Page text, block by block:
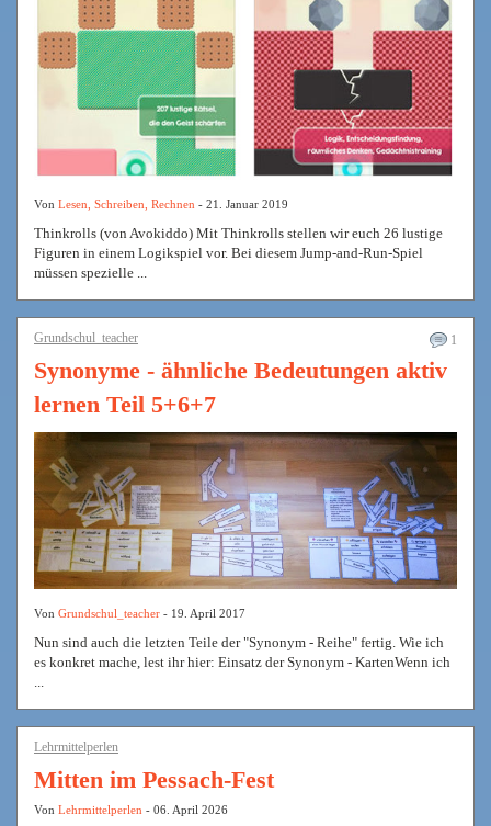
Von Lesen, Schreiben, Rechnen - 21. Januar 2019
Thinkrolls (von Avokiddo) Mit Thinkrolls stellen wir euch 26 lustige
Figuren in einem Logikspiel vor. Bei diesem Jump-and-Run-Spiel
müssen spezielle ...
1
Grundschul_teacher
Synonyme - ähnliche Bedeutungen aktiv
lernen Teil 5+6+7
Von Grundschul_teacher - 19. April 2017
Nun sind auch die letzten Teile der "Synonym - Reihe" fertig. Wie ich
es konkret mache, lest ihr hier: Einsatz der Synonym - KartenWenn ich
Lehrmittelperlen
Mitten im Pessach-Fest
Von Lehrmittelperlen - 06. April 2026